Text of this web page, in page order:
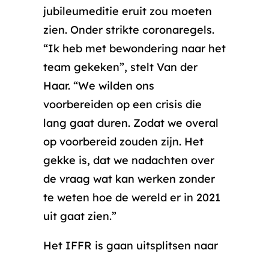
jubileumeditie eruit zou moeten
zien. Onder strikte coronaregels.
“Ik heb met bewondering naar het
team gekeken”, stelt Van der
Haar. “We wilden ons
voorbereiden op een crisis die
lang gaat duren. Zodat we overal
op voorbereid zouden zijn. Het
gekke is, dat we nadachten over
de vraag wat kan werken zonder
te weten hoe de wereld er in 2021
uit gaat zien.”
Het IFFR is gaan uitsplitsen naar